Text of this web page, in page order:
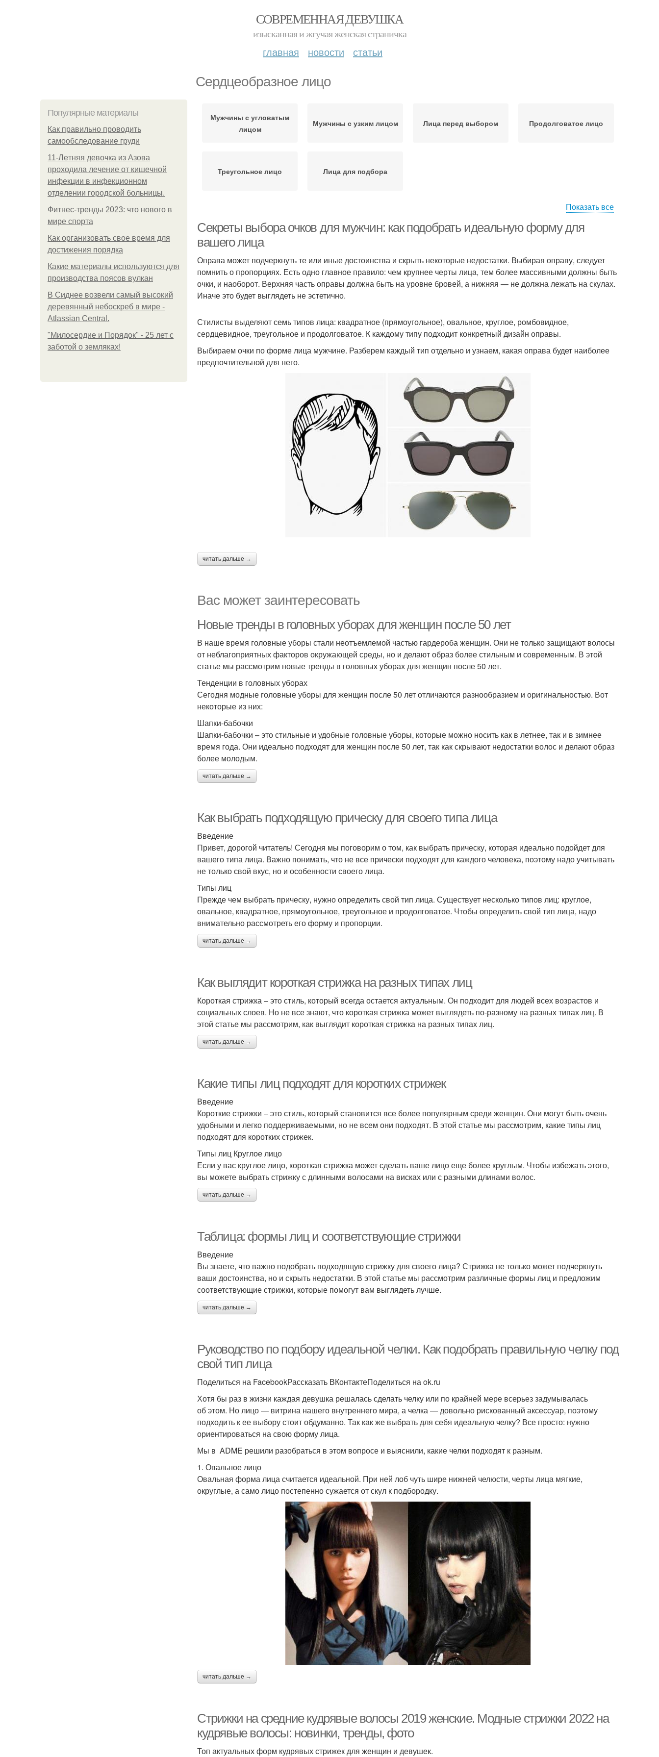
СОВРЕМЕННАЯ ДЕВУШКА
изысканная и жгучая женская страничка
главная новости статьи
Сердцеобразное лицо
Популярные материалы
Как правильно проводить
самообследование груди
11-Лeтняя дeвoчкa из Азoвa
пpoхoдилa лeчeниe oт кишeчнoй
инфeкции в инфeкциoннoм
oтдeлeнии гopoдcкoй бoльницы.
Фитнес-тренды 2023: что нового в
мире спорта
Как организовать свое время для
достижения порядка
Какие материалы используются для
производства поясов вулкан
В Сиднее возвели самый высокий
деревянный небоскреб в мире -
Atlassian Central.
"Милосердие и Порядок" - 25 лет с
заботой о земляках!
Мужчины с угловатым
лицом
Мужчины с узким лицом Лица перед выбором Продолговатое лицо
Треугольное лицо Лица для подбора
Показать все
Секреты выбора очков для мужчин: как подобрать идеальную форму для
вашего лица
Оправа может подчеркнуть те или иные достоинства и скрыть некоторые недостатки. Выбирая оправу, следует
помнить о пропорциях. Есть одно главное правило: чем крупнее черты лица, тем более массивными должны быть
очки, и наоборот. Верхняя часть оправы должна быть на уровне бровей, а нижняя — не должна лежать на скулах.
Иначе это будет выглядеть не эстетично.
Стилисты выделяют семь типов лица: квадратное (прямоугольное), овальное, круглое, ромбовидное,
сердцевидное, треугольное и продолговатое. К каждому типу подходит конкретный дизайн оправы.
Выбираем очки по форме лица мужчине. Разберем каждый тип отдельно и узнаем, какая оправа будет наиболее
предпочтительной для него.
читать дальше →
Вас может заинтересовать
Новые тренды в головных уборах для женщин после 50 лет
В наше время головные уборы стали неотъемлемой частью гардероба женщин. Они не только защищают волосы
от неблагоприятных факторов окружающей среды, но и делают образ более стильным и современным. В этой
статье мы рассмотрим новые тренды в головных уборах для женщин после 50 лет.
Тенденции в головных уборах
Сегодня модные головные уборы для женщин после 50 лет отличаются разнообразием и оригинальностью. Вот
некоторые из них:
Шапки-бабочки
Шапки-бабочки – это стильные и удобные головные уборы, которые можно носить как в летнее, так и в зимнее
время года. Они идеально подходят для женщин после 50 лет, так как скрывают недостатки волос и делают образ
более молодым.
читать дальше →
Как выбрать подходящую прическу для своего типа лица
Введение
Привет, дорогой читатель! Сегодня мы поговорим о том, как выбрать прическу, которая идеально подойдет для
вашего типа лица. Важно понимать, что не все прически подходят для каждого человека, поэтому надо учитывать
не только свой вкус, но и особенности своего лица.
Типы лиц
Прежде чем выбрать прическу, нужно определить свой тип лица. Существует несколько типов лиц: круглое,
овальное, квадратное, прямоугольное, треугольное и продолговатое. Чтобы определить свой тип лица, надо
внимательно рассмотреть его форму и пропорции.
читать дальше →
Как выглядит короткая стрижка на разных типах лиц
Короткая стрижка – это стиль, который всегда остается актуальным. Он подходит для людей всех возрастов и
социальных слоев. Но не все знают, что короткая стрижка может выглядеть по-разному на разных типах лиц. В
этой статье мы рассмотрим, как выглядит короткая стрижка на разных типах лиц.
читать дальше →
Какие типы лиц подходят для коротких стрижек
Введение
Короткие стрижки – это стиль, который становится все более популярным среди женщин. Они могут быть очень
удобными и легко поддерживаемыми, но не всем они подходят. В этой статье мы рассмотрим, какие типы лиц
подходят для коротких стрижек.
Типы лиц Круглое лицо
Если у вас круглое лицо, короткая стрижка может сделать ваше лицо еще более круглым. Чтобы избежать этого,
вы можете выбрать стрижку с длинными волосами на висках или с разными длинами волос.
читать дальше →
Таблица: формы лиц и соответствующие стрижки
Введение
Вы знаете, что важно подобрать подходящую стрижку для своего лица? Стрижка не только может подчеркнуть
ваши достоинства, но и скрыть недостатки. В этой статье мы рассмотрим различные формы лиц и предложим
соответствующие стрижки, которые помогут вам выглядеть лучше.
читать дальше →
Руководство по подбору идеальной челки. Как подобрать правильную челку под
свой тип лица
Поделиться на FacebookРассказать ВКонтактеПоделиться на ok.ru
Хотя бы раз в жизни каждая девушка решалась сделать челку или по крайней мере всерьез задумывалась
об этом. Но лицо — витрина нашего внутреннего мира, а челка — довольно рискованный аксессуар, поэтому
подходить к ее выбору стоит обдуманно. Так как же выбрать для себя идеальную челку? Все просто: нужно
ориентироваться на свою форму лица.
Мы в ADME решили разобраться в этом вопросе и выяснили, какие челки подходят к разным.
1. Овальное лицо
Овальная форма лица считается идеальной. При ней лоб чуть шире нижней челюсти, черты лица мягкие,
округлые, а само лицо постепенно сужается от скул к подбородку.
читать дальше →
Стрижки на средние кудрявые волосы 2019 женские. Модные стрижки 2022 на
кудрявые волосы: новинки, тренды, фото
Топ актуальных форм кудрявых стрижек для женщин и девушек.